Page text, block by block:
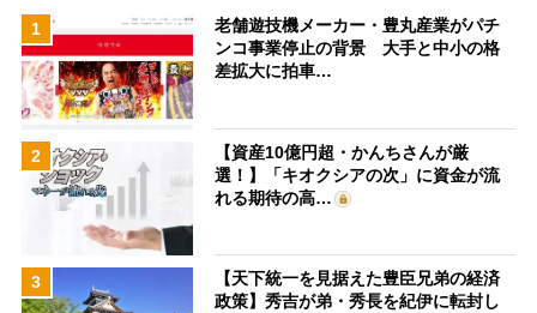
1
老舗遊技機メーカー・豊丸産業がパチ
ンコ事業停止の背景 大手と中小の格
差拡大に拍車…
2
【資産10億円超・かんちさんが厳
選！】「キオクシアの次」に資金が流
れる期待の高…
3
【天下統一を見据えた豊臣兄弟の経済
政策】秀吉が弟・秀長を紀伊に転封し